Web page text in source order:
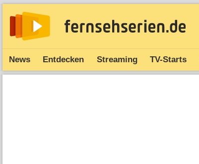
News Entdecken Streaming TV-Starts